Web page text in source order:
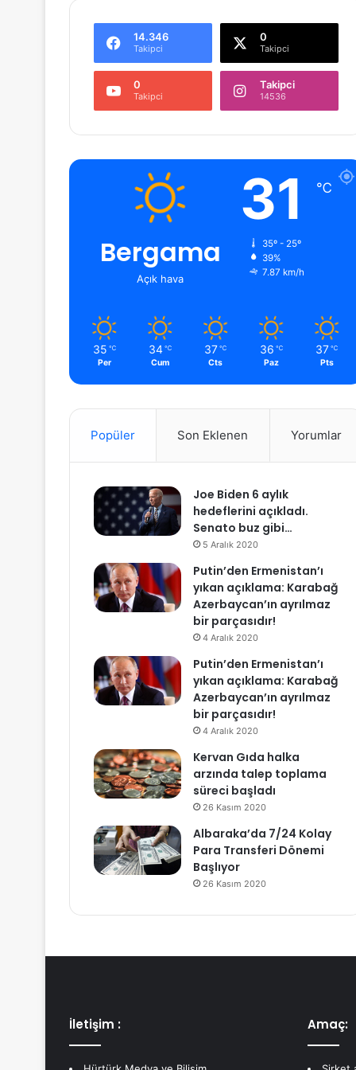
14.346
Takipci
0
Takipci
0
Takipci
Takipci
14536
Bergama
Açık hava
31 ℃
35º - 25º
39%
7.87 km/h
35 ℃
Per
34 ℃
Cum
37 ℃
Cts
36 ℃
Paz
37 ℃
Pts
Popüler Son Eklenen Yorumlar
Joe Biden 6 aylık
hedeflerini açıkladı.
Senato buz gibi…
5 Aralık 2020
Putin’den Ermenistan’ı
yıkan açıklama: Karabağ
Azerbaycan’ın ayrılmaz
bir parçasıdır!
4 Aralık 2020
Putin’den Ermenistan’ı
yıkan açıklama: Karabağ
Azerbaycan’ın ayrılmaz
bir parçasıdır!
4 Aralık 2020
Kervan Gıda halka
arzında talep toplama
süreci başladı
26 Kasım 2020
Albaraka’da 7/24 Kolay
Para Transferi Dönemi
Başlıyor
26 Kasım 2020
İletişim : Amaç: